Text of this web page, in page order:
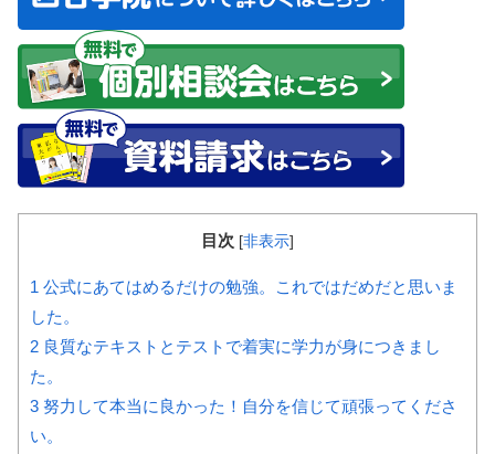
目次 [非表示]
1 公式にあてはめるだけの勉強。これではだめだと思いま
した。
2 良質なテキストとテストで着実に学力が身につきまし
た。
3 努力して本当に良かった！自分を信じて頑張ってくださ
い。